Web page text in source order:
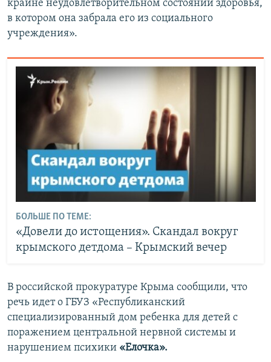
крайне неудовлетворительном состоянии здоровья,
в котором она забрала его из социального
учреждения».
БОЛЬШЕ ПО ТЕМЕ:
«Довели до истощения». Скандал вокруг
крымского детдома – Крымский вечер
В российской прокуратуре Крыма сообщили, что
речь идет о ГБУЗ «Республиканский
специализированный дом ребенка для детей с
поражением центральной нервной системы и
нарушением психики «Елочка».